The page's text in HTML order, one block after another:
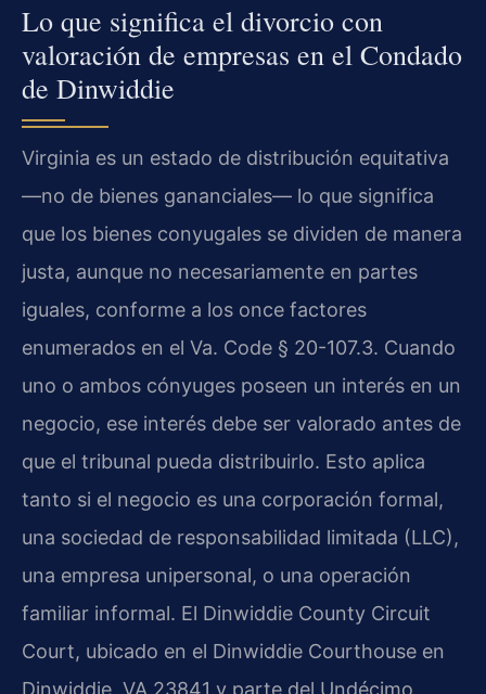
Lo que significa el divorcio con
valoración de empresas en el Condado
de Dinwiddie
Virginia es un estado de distribución equitativa
—no de bienes gananciales— lo que significa
que los bienes conyugales se dividen de manera
justa, aunque no necesariamente en partes
iguales, conforme a los once factores
enumerados en el Va. Code § 20-107.3. Cuando
uno o ambos cónyuges poseen un interés en un
negocio, ese interés debe ser valorado antes de
que el tribunal pueda distribuirlo. Esto aplica
tanto si el negocio es una corporación formal,
una sociedad de responsabilidad limitada (LLC),
una empresa unipersonal, o una operación
familiar informal. El Dinwiddie County Circuit
Court, ubicado en el Dinwiddie Courthouse en
Dinwiddie, VA 23841 y parte del Undécimo